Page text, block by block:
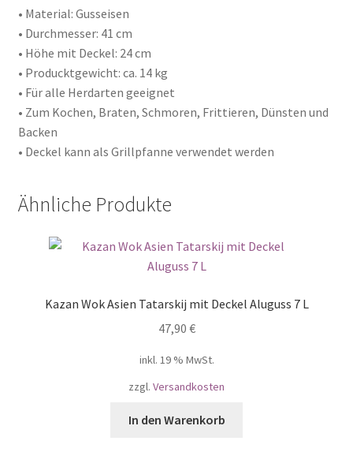
• Material: Gusseisen
• Durchmesser: 41 cm
• Höhe mit Deckel: 24 cm
• Producktgewicht: ca. 14 kg
• Für alle Herdarten geeignet
• Zum Kochen, Braten, Schmoren, Frittieren, Dünsten und
Backen
• Deckel kann als Grillpfanne verwendet werden
Ähnliche Produkte
Kazan Wok Asien Tatarskij mit Deckel Aluguss 7 L
47,90 €
inkl. 19 % MwSt.
zzgl. Versandkosten
In den Warenkorb